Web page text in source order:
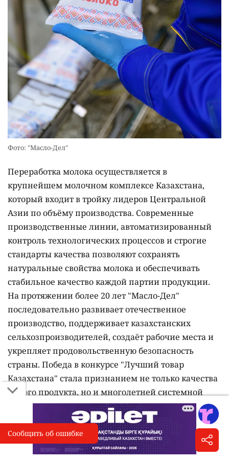
Фото: "Масло-Дел"
Переработка молока осуществляется в
крупнейшем молочном комплексе Казахстана,
который входит в тройку лидеров Центральной
Азии по объёму производства. Современные
производственные линии, автоматизированный
контроль технологических процессов и строгие
стандарты качества позволяют сохранять
натуральные свойства молока и обеспечивать
стабильное качество каждой партии продукции.
На протяжении более 20 лет "Масло-Дел"
последовательно развивает отечественное
производство, поддерживает казахстанских
сельхозпроизводителей, создаёт рабочие места и
укрепляет продовольственную безопасность
страны. Победа в конкурсе "Лучший товар
Казахстана" стала признанием не только качества
самого продукта, но и многолетней системной
работы компании.
I
Сообщить об опечатке
Выделите фрагмент и нажмите «Сообщить об ошибке»
Сообщить об ошибке